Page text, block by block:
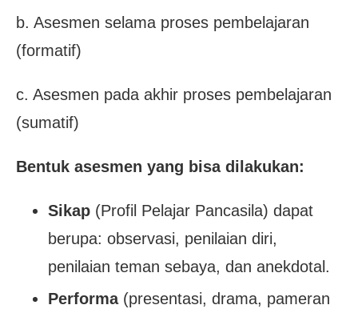
b. Asesmen selama proses pembelajaran
(formatif)
c. Asesmen pada akhir proses pembelajaran
(sumatif)
Bentuk asesmen yang bisa dilakukan:
Sikap (Profil Pelajar Pancasila) dapat
berupa: observasi, penilaian diri,
penilaian teman sebaya, dan anekdotal.
Performa(presentasi, drama, pameran